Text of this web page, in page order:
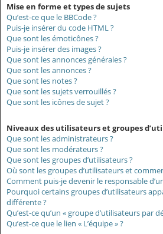
Mise en forme et types de sujets
Qu’est-ce que le BBCode ?
Puis-je insérer du code HTML ?
Que sont les émoticônes ?
Puis-je insérer des images ?
Que sont les annonces générales ?
Que sont les annonces ?
Que sont les notes ?
Que sont les sujets verrouillés ?
Que sont les icônes de sujet ?
Niveaux des utilisateurs et groupes
Que sont les administrateurs ?
Que sont les modérateurs ?
Que sont les groupes d’utilisateurs ?
Où sont les groupes d’utilisateurs et
Comment puis-je devenir le responsable
Pourquoi certains groupes d’utilisateurs
différente ?
Qu’est-ce qu’un « groupe d’utilisateurs par
Qu’est-ce que le lien « L’équipe » ?